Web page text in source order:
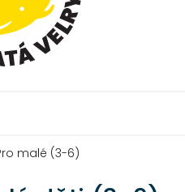
malé (3-6)